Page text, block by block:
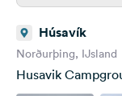
Húsavík
Norðurþing, IJsland
Husavik